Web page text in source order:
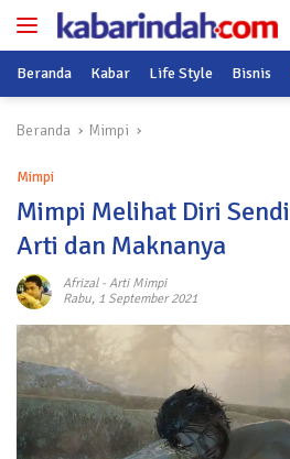
Langsung
Beranda Kabar Life Style Bisnis
Beranda Mimpi
Mimpi
Mimpi Melihat Diri
Arti dan Maknanya
Afrizal- Arti Mimpi
Rabu, 1 September 2021